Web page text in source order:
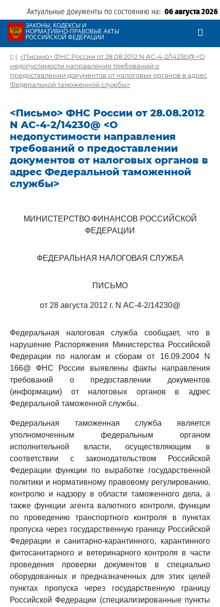
Актуальные документы по состоянию на: 06 августа 2026
ЗАКОНЫ, КОДЕКСЫ И
НОРМАТИВНО-ПРАВОВЫЕ АКТЫ
РОССИЙСКОЙ ФЕДЕРАЦИИ
| <Письмо> ФНС России от 28.08.2012 N АС-4-2/14230@ <О
недопустимости направления требований о
предоставлении документов от налоговых органов в адрес
Федеральной таможенной службы>
<Письмо> ФНС России от 28.08.2012
N АС-4-2/14230@ <О
недопустимости направления
требований о предоставлении
документов от налоговых органов в
адрес Федеральной таможенной
службы>
МИНИСТЕРСТВО ФИНАНСОВ РОССИЙСКОЙ
ФЕДЕРАЦИИ
ФЕДЕРАЛЬНАЯ НАЛОГОВАЯ СЛУЖБА
ПИСЬМО
от 28 августа 2012 г. N АС-4-2/14230@
Федеральная налоговая служба сообщает, что в
нарушение Распоряжения Министерства Российской
Федерации по налогам и сборам от 16.09.2004 N
166@ ФНС России выявлены факты направления
требований о предоставлении документов
(информации) от налоговых органов в адрес
Федеральной таможенной службы.
Федеральная таможенная служба является
уполномоченным федеральным органом
исполнительной власти, осуществляющим в
соответствии с законодательством Российской
Федерации функции по выработке государственной
политики и нормативному правовому регулированию,
контролю и надзору в области таможенного дела, а
также функции агента валютного контроля, функции
по проведению транспортного контроля в пунктах
пропуска через государственную границу Российской
Федерации и санитарно-карантинного, карантинного
фитосанитарного и ветеринарного контроля в части
проведения проверки документов в специально
оборудованных и предназначенных для этих целей
пунктах пропуска через государственную границу
Российской Федерации (специализированные пункты